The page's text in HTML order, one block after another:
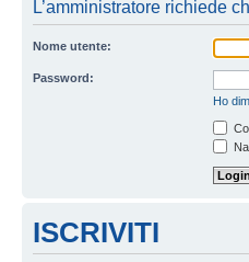
L’amministratore richiede
Nome utente:
Password:
Ho
ISCRIVITI